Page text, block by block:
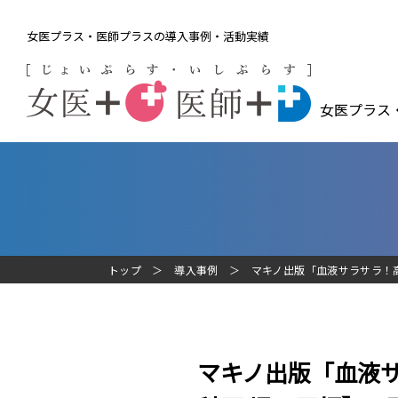
女医プラス・医師プラスの導入事例・活動実績
女医プラス
トップ 導入事例 マキノ出版「血液サラサラ
マキノ出版「血液